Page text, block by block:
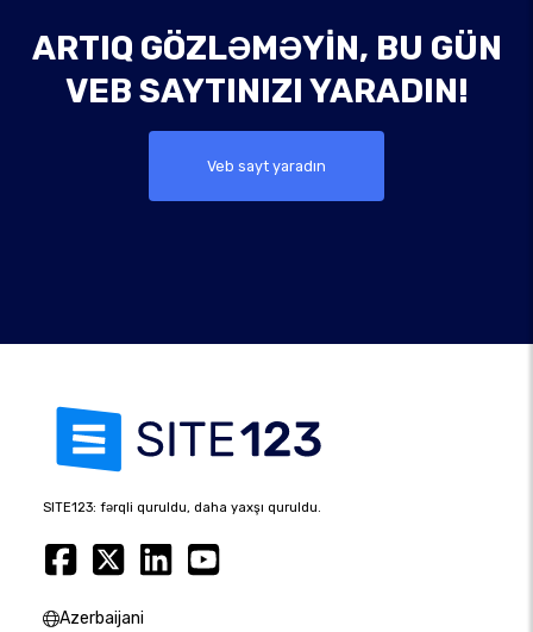
ARTIQ GÖZLƏMƏYIN, BU GÜN
VEB SAYTINIZI YARADIN!
Veb sayt yaradın
SITE123: fərqli quruldu, daha yaxşı quruldu.
Azerbaijani